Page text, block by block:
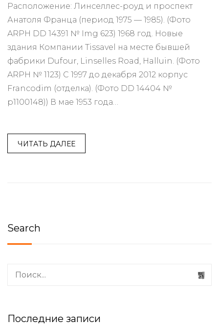
Расположение: Линселлес-роуд и проспект
Анатоля Франца (период 1975 — 1985). (Фото
ARPH DD 14391 № Img 623) 1968 год. Новые
здания Компании Tissavel на месте бывшей
фабрики Dufour, Linselles Road, Halluin. (Фото
ARPH № 1123) С 1997 до декабря 2012 корпус
Francodim (отделка). (Фото DD 14404 №
p1100148)) В мае 1953 года…
ЧИТАТЬ ДАЛЕЕ
Search
Последние записи